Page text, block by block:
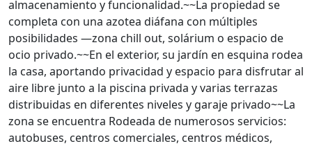
almacenamiento y funcionalidad.~~La propiedad se
completa con una azotea diáfana con múltiples
posibilidades —zona chill out, solárium o espacio de
ocio privado.~~En el exterior, su jardín en esquina rodea
la casa, aportando privacidad y espacio para disfrutar al
aire libre junto a la piscina privada y varias terrazas
distribuidas en diferentes niveles y garaje privado~~La
zona se encuentra Rodeada de numerosos servicios:
autobuses, centros comerciales, centros médicos,